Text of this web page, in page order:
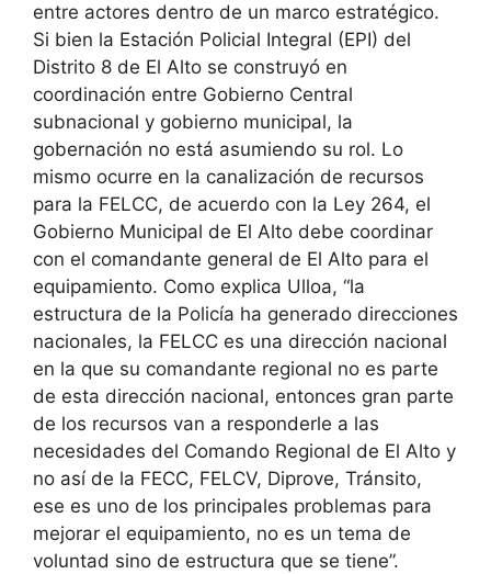
entre actores dentro de un marco estratégico.
Si bien la Estación Policial Integral (EPI) del
Distrito 8 de El Alto se construyó en
coordinación entre Gobierno Central
subnacional y gobierno municipal, la
gobernación no está asumiendo su rol. Lo
mismo ocurre en la canalización de recursos
para la FELCC, de acuerdo con la Ley 264, el
Gobierno Municipal de El Alto debe coordinar
con el comandante general de El Alto para el
equipamiento. Como explica Ulloa, “la
estructura de la Policía ha generado direcciones
nacionales, la FELCC es una dirección nacional
en la que su comandante regional no es parte
de esta dirección nacional, entonces gran parte
de los recursos van a responderle a las
necesidades del Comando Regional de El Alto y
no así de la FECC, FELCV, Diprove, Tránsito,
ese es uno de los principales problemas para
mejorar el equipamiento, no es un tema de
voluntad sino de estructura que se tiene”.